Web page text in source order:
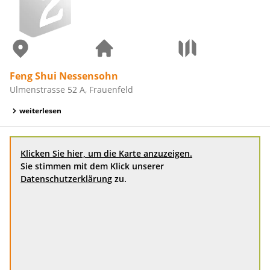
Feng Shui Nessensohn
Ulmenstrasse 52 A, Frauenfeld
weiterlesen
Klicken Sie hier, um die Karte anzuzeigen.
Sie stimmen mit dem Klick unserer
Datenschutzerklärung zu.